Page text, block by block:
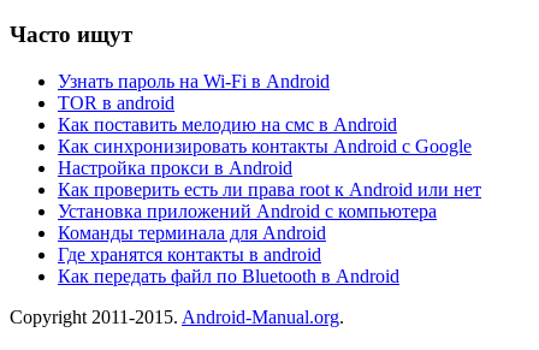
Часто ищут
Узнать пароль на Wi-Fi в Android
TOR в android
Как поставить мелодию на смс в Android
Как синхронизировать контакты Android с Google
Настройка прокси в Android
Как проверить есть ли права root к Android или нет
Установка приложений Android с компьютера
Команды терминала для Android
Где хранятся контакты в android
Как передать файл по Bluetooth в Android
Copyright 2011-2015. Android-Manual.org.